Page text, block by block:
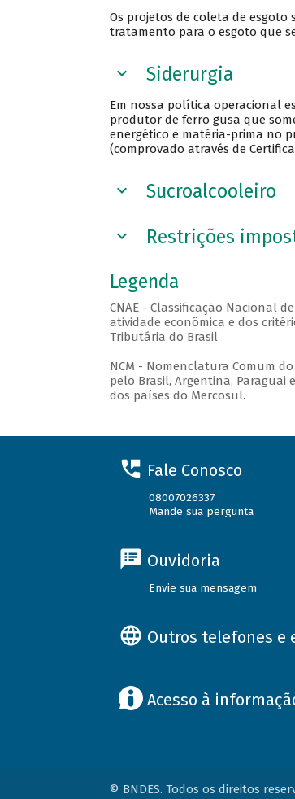
Os projetos de coleta de esgoto
tratamento para o esgoto que
Siderurgia
Em nossa política operacional
produtor de ferro gusa que
energético e matéria-prima no
(comprovado através de
Sucroalcooleiro
Restrições
Legenda
CNAE - Classificação Nacional
atividade econômica e dos
Tributária do Brasil
NCM - Nomenclatura Comum
pelo Brasil, Argentina, Paraguai
dos países do Mercosul.
Fale Conosco
08007026337
Mande sua pergunta
Ouvidoria
Envie sua mensagem
Outros telefones e
Acesso à
© BNDES. Todos os direitos